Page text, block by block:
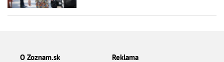
O Zoznam.sk Reklama